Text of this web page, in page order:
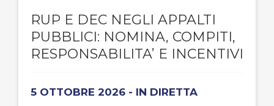
RUP E DEC NEGLI APPALTI
PUBBLICI: NOMINA, COMPITI,
RESPONSABILITA’ E INCENTIVI
5 OTTOBRE 2026 - IN DIRETTA